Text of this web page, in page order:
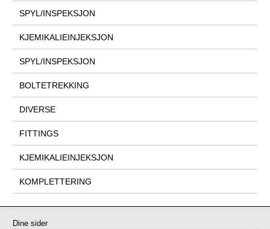
SPYL/INSPEKSJON
KJEMIKALIEINJEKSJON
SPYL/INSPEKSJON
BOLTETREKKING
DIVERSE
FITTINGS
KJEMIKALIEINJEKSJON
KOMPLETTERING
Dine sider